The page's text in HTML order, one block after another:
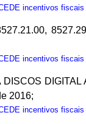
incentivos
incentivos
2016;
incentivos